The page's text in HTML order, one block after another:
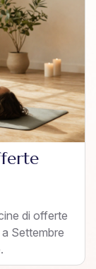
di offerte
Settembre